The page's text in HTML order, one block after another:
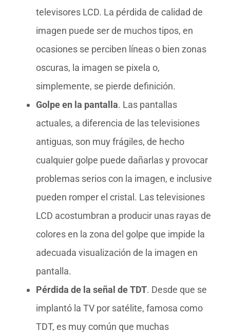
televisores LCD. La pérdida de calidad de
imagen puede ser de muchos tipos, en
ocasiones se perciben líneas o bien zonas
oscuras, la imagen se pixela o,
simplemente, se pierde definición.
Golpe en la pantalla. Las pantallas
actuales, a diferencia de las televisiones
antiguas, son muy frágiles, de hecho
cualquier golpe puede dañarlas y provocar
problemas serios con la imagen, e inclusive
pueden romper el cristal. Las televisiones
LCD acostumbran a producir unas rayas de
colores en la zona del golpe que impide la
adecuada visualización de la imagen en
pantalla.
Pérdida de la señal de TDT. Desde que se
implantó la TV por satélite, famosa como
TDT, es muy común que muchas